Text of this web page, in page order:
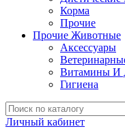
Корма
Прочие
Прочие Животные
Аксессуары
Витамины И
Гигиена
Личный кабинет